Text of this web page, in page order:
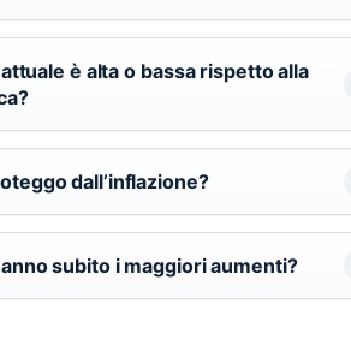
attuale è alta o bassa rispetto alla
dall’inflazione?
subito i maggiori aumenti?